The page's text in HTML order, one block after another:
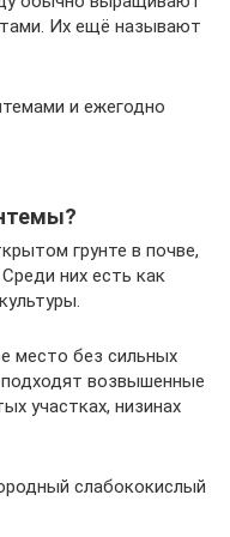
Их ещё называют
и ежегодно
грунте в почве,
них есть как
место без сильных
подходят возвышенные
участках, низинах
слабококислый